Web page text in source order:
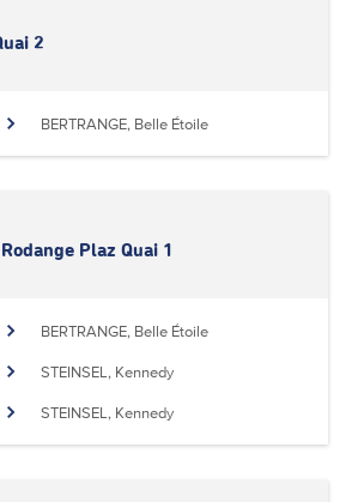
2
BERTRANGE, Belle Étoile
Plaz Quai 1
BERTRANGE, Belle Étoile
STEINSEL, Kennedy
STEINSEL, Kennedy